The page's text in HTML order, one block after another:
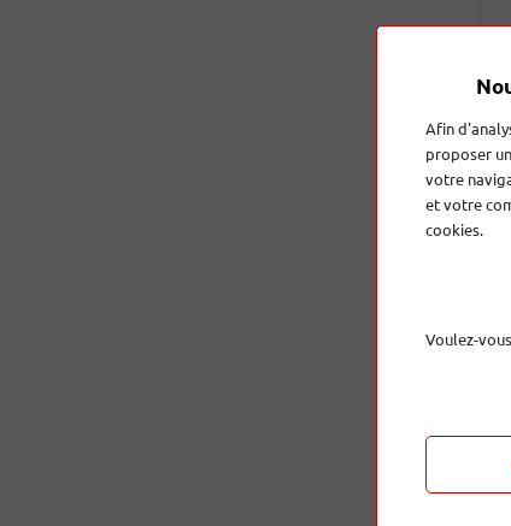
A
CA
Afin
proposer
votre
et votre
cookies.
Voulez-